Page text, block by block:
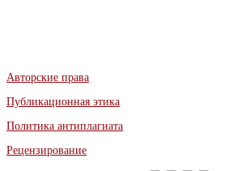
Авторские права
Публикационная этика
Политика антиплагиата
Рецензирование